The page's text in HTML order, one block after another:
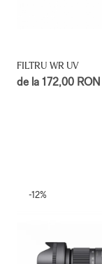
FILTRU WR UV
de la 172,00 RON
-12%